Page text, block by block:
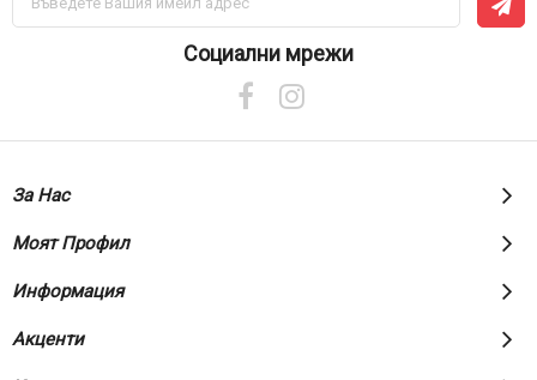
за
Социални мрежи
За Нас
Моят Профил
Информация
Акценти